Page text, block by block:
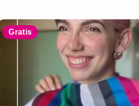
Gratis